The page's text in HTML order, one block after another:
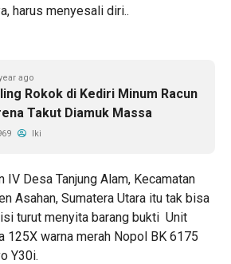
harus menyesali diri..
ago
Rokok di Kediri Minum Racun
Takut Diamuk Massa
Iki
IV Desa Tanjung Alam, Kecamatan
Asahan, Sumatera Utara itu tak bisa
turut menyita barang bukti Unit
125X warna merah Nopol BK 6175
Y30i.